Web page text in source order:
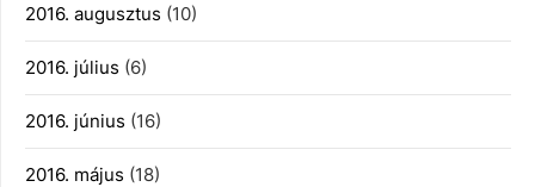
2016. augusztus (10)
2016. július (6)
2016. június (16)
2016. május (18)